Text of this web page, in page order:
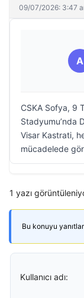
09/07/2026: 3:47
A
CSKA Sofya, 9
Stadyumu’nda
Visar Kastrati,
mücadelede
1 yazı
Bu konuyu
Kullanıcı adı: